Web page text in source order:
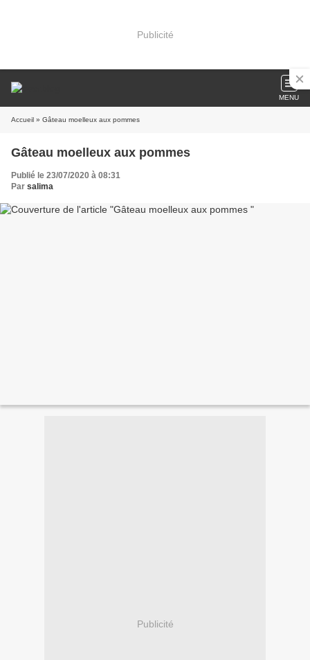
Publicité
MENU
Accueil » Gâteau moelleux aux pommes
Gâteau moelleux aux pommes
Publié le 23/07/2020 à 08:31
Par salima
Publicité